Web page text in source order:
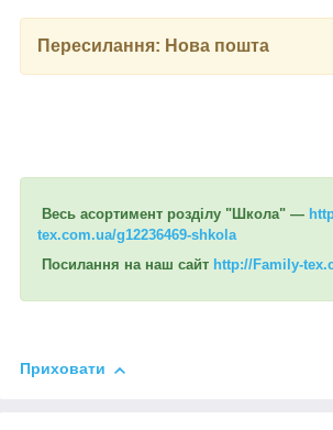
Пересилання: Нова пошта
Весь асортимент розділу "Школа" —
tex.com.ua/g12236469-shkola
Посилання на наш сайт http://Family-
Приховати